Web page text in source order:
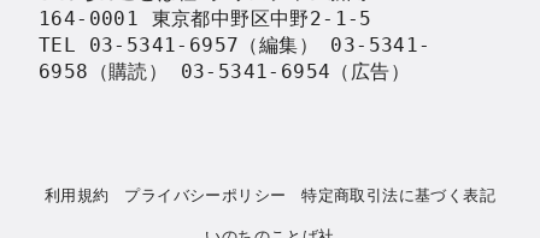
164-0001 東京都中野区中野2-1-5
TEL 03-5341-6957（編集） 03-5341-
6958（購読） 03-5341-6954（広告）
利用規約 プライバシーポリシー
特定商取引法に基づく表記